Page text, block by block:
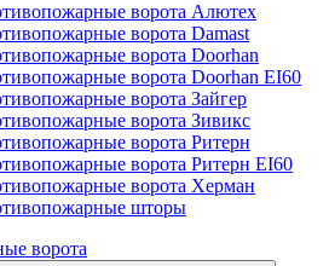
ворота Алютех
ворота Damast
ворота Doorhan
ворота Doorhan EI60
ворота Зайгер
ворота Зивикс
ворота Ритерн
ворота Ритерн EI60
ворота Херман
шторы
ворота